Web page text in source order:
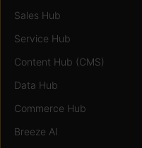
Sales Hub
Service Hub
Content Hub (CMS)
Data Hub
Commerce Hub
Breeze AI